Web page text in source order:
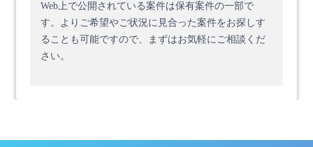
Web上で公開されている案件は保有案件の一部で
す。 よりご希望やご状況に見合った案件をお探しす
ることも可能ですので、まずはお気軽にご相談くだ
さい。